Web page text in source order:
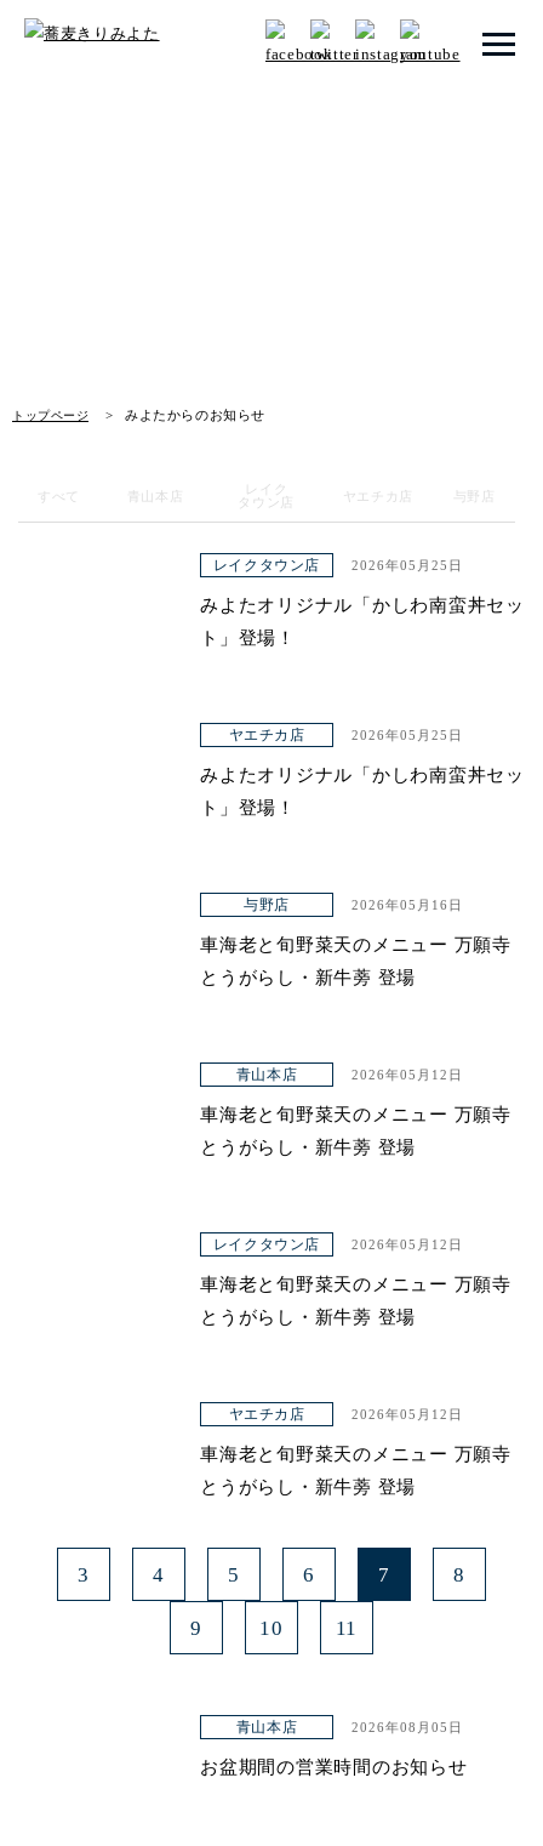
トップページ みよたからのお知らせ
メニュー 一覧
レイクタウン店
ヤエチカ店
与野店
店舗一覧
ヤエチカ店
与野店
アクセス
青山本店
与野店
すべて 青山本店
レイク
タウン店
ヤエチカ店 与野店
レイクタウン店 2026年05月25日
みよたオリジナル「かしわ南蛮丼セッ
ト」登場！
ヤエチカ店 2026年05月25日
みよたオリジナル「かしわ南蛮丼セッ
ト」登場！
与野店 2026年05月16日
車海老と旬野菜天のメニュー 万願寺
とうがらし・新牛蒡 登場
青山本店 2026年05月12日
車海老と旬野菜天のメニュー 万願寺
とうがらし・新牛蒡 登場
レイクタウン店 2026年05月12日
車海老と旬野菜天のメニュー 万願寺
とうがらし・新牛蒡 登場
ヤエチカ店 2026年05月12日
車海老と旬野菜天のメニュー 万願寺
とうがらし・新牛蒡 登場
3 4 5 6 7 8
9 10 11
青山本店 2026年08月05日
お盆期間の営業時間のお知らせ